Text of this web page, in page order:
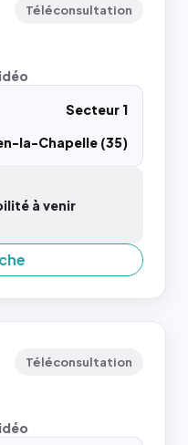
Téléconsultation
Secteur 1
la-Chapelle (35)
à venir
Téléconsultation